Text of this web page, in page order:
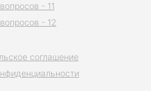
соглашение
- 11
- 12